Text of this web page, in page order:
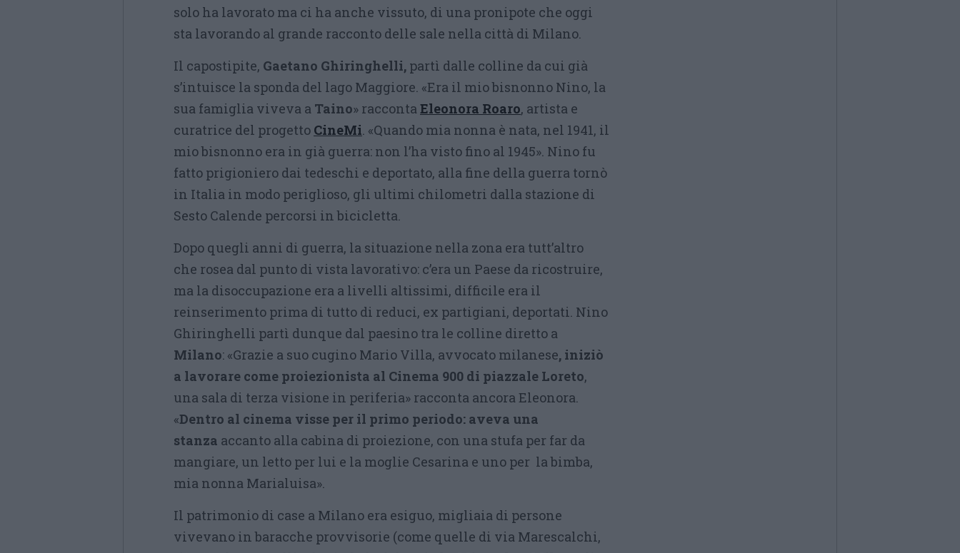
solo ha lavorato ma ci ha anche vissuto, di una pronipote che oggi
sta lavorando al grande racconto delle sale nella città di Milano.
Il capostipite, Gaetano Ghiringhelli, partì dalle colline da cui già
s’intuisce la sponda del lago Maggiore. «Era il mio bisnonno Nino, la
sua famiglia viveva a Taino» raccontaEleonora Roaro, artista e
curatrice del progetto CineMi. «Quando mia nonna è nata, nel 1941, il
mio bisnonno era in già guerra: non l’ha visto fino al 1945». Nino fu
fatto prigioniero dai tedeschi e deportato, alla fine della guerra tornò
in Italia in modo periglioso, gli ultimi chilometri dalla stazione di
Sesto Calende percorsi in bicicletta.
Dopo quegli anni di guerra, la situazione nella zona era tutt’altro
che rosea dal punto di vista lavorativo: c’era un Paese da ricostruire,
ma la disoccupazione era a livelli altissimi, difficile era il
reinserimento prima di tutto di reduci, ex partigiani, deportati. Nino
Ghiringhelli partì dunque dal paesino tra le colline diretto a
Milano: «Grazie a suo cugino Mario Villa, avvocato milanese, iniziò
a lavorare come proiezionista al Cinema 900 di piazzale Loreto,
una sala di terza visione in periferia» racconta ancora Eleonora.
«Dentro al cinema visse per il primo periodo: aveva una
stanza accanto alla cabina di proiezione, con una stufa per far da
mangiare, un letto per lui e la moglie Cesarina e uno per la bimba,
mia nonna Marialuisa».
Il patrimonio di case a Milano era esiguo, migliaia di persone
vivevano in baracche provvisorie (come quelle di via Marescalchi,